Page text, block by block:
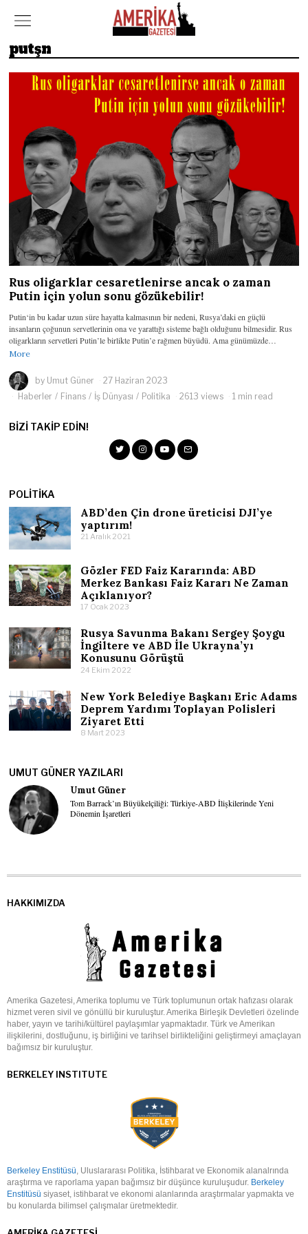
putşn
Rus oligarklar cesaretlenirse ancak o zaman
Putin için yolun sonu gözükebilir!
Putin‘in bu kadar uzun süre hayatta kalmasının bir nedeni, Rusya’daki en güçlü
insanların çoğunun servetlerinin ona ve yarattığı sisteme bağlı olduğunu bilmesidir. Rus
oligarkların servetleri Putin’le birlikte Putin’e rağmen büyüdü. Ama günümüzde…
More
by Umut Güner
27 Haziran 2023
Haberler / Finans / İş Dünyası / Politika 2613 views 1 min read
BIZI TAKIP EDIN!
POLITIKA
ABD’den Çin drone üreticisi DJI’ye
yaptırım!
21 Aralık 2021
Gözler FED Faiz Kararında: ABD
Merkez Bankası Faiz Kararı Ne Zaman
Açıklanıyor?
17 Ocak 2023
Rusya Savunma Bakanı Sergey Şoygu
İngiltere ve ABD İle Ukrayna’yı
Konusunu Görüştü
24 Ekim 2022
New York Belediye Başkanı Eric Adams
Deprem Yardımı Toplayan Polisleri
Ziyaret Etti
8 Mart 2023
UMUT GÜNER YAZILARI
Umut Güner
Tom Barrack’ın Büyükelçiliği: Türkiye-ABD İlişkilerinde Yeni
Dönemin İşaretleri
HAKKIMIZDA
Amerika Gazetesi, Amerika toplumu ve Türk toplumunun ortak hafızası olarak
hizmet veren sivil ve gönüllü bir kuruluştur. Amerika Birleşik Devletleri özelinde
haber, yayın ve tarihi/kültürel paylaşımlar yapmaktadır. Türk ve Amerikan
ilişkilerini, dostluğunu, iş birliğini ve tarihsel birlikteliğini geliştirmeyi amaçlayan
bağımsız bir kuruluştur.
BERKELEY INSTITUTE
Berkeley Enstitüsü, Uluslararası Politika, İstihbarat ve Ekonomik alanalrında
araştırma ve raporlama yapan bağımsız bir düşünce kuruluşudur. Berkeley
Enstitüsü siyaset, istihbarat ve ekonomi alanlarında araştırmalar yapmakta ve
bu konularda bilimsel çalışmalar üretmektedir.